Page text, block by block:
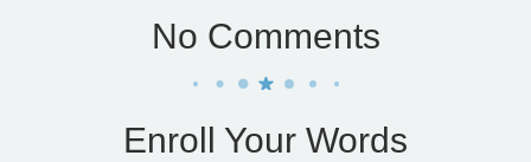
No Comments
Enroll Your Words